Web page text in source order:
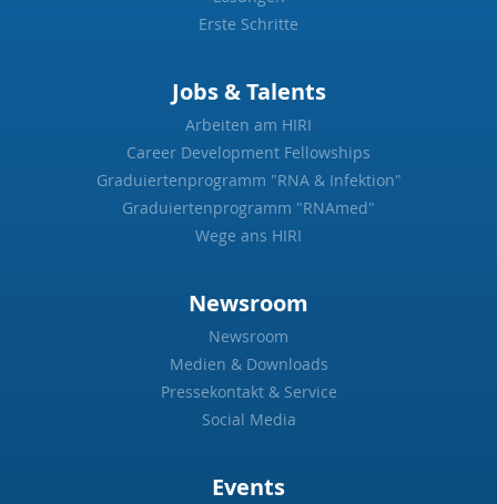
Erste Schritte
Jobs & Talents
Arbeiten am HIRI
Career Development Fellowships
Graduiertenprogramm "RNA & Infektion"
Graduiertenprogramm "RNAmed"
Wege ans HIRI
Newsroom
Newsroom
Medien & Downloads
Pressekontakt & Service
Social Media
Events